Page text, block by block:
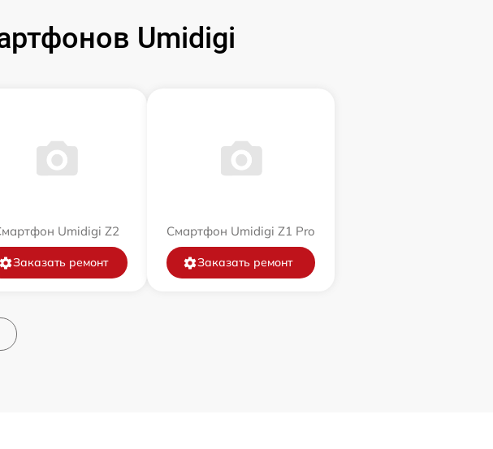
Umidigi
Umidigi Z2
Заказать ремонт
Смартфон Umidigi Z1 Pro
Заказать ремонт